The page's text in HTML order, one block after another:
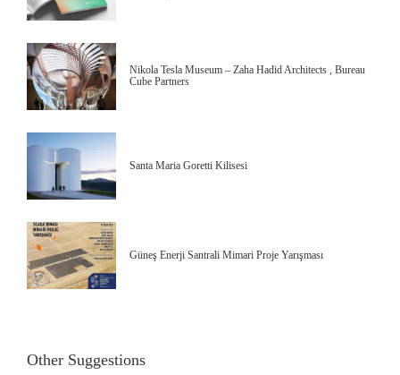
Nikola Tesla Museum – Zaha Hadid Architects , Bureau
Cube Partners
Santa Maria Goretti Kilisesi
Güneş Enerji Santrali Mimari Proje Yarışması
Other Suggestions